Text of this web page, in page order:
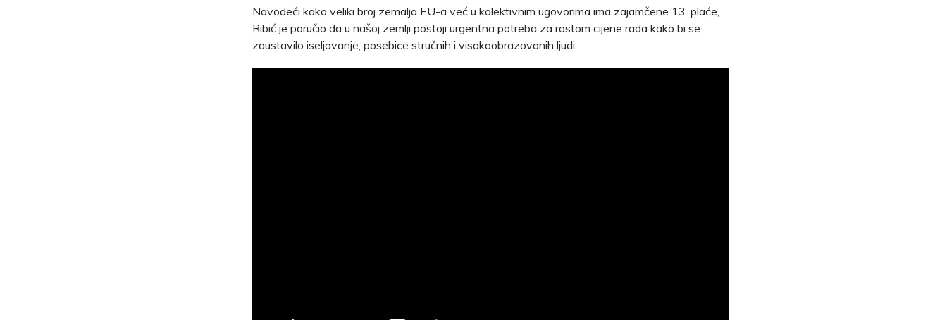
Navodeći kako veliki broj zemalja EU-a već u kolektivnim ugovorima ima zajamčene 13. plaće,
Ribić je poručio da u našoj zemlji postoji urgentna potreba za rastom cijene rada kako bi se
zaustavilo iseljavanje, posebice stručnih i visokoobrazovanih ljudi.